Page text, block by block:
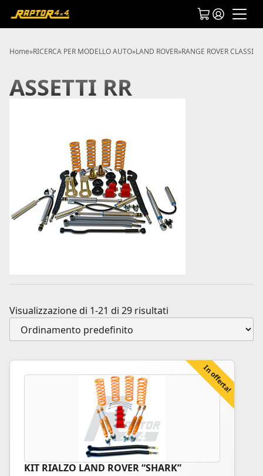
Home»RICERCA PER MODELLO AUTO»LAND ROVER»RANGE ROVER CLASSIC
ASSETTI RR
Visualizzazione di 1-21 di 29 risultati
In offerta!
KIT RIALZO LAND ROVER “SHARK”
Questo